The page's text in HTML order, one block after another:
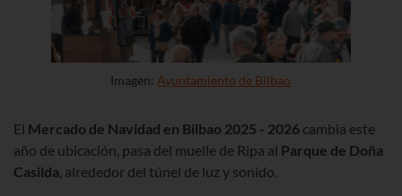
Imagen: Ayuntamiento de Bilbao
El Mercado de Navidad en Bilbao 2025 - 2026 cambia este
año de ubicación, pasa del muelle de Ripa al Parque de Doña
Casilda, alrededor del túnel de luz y sonido.